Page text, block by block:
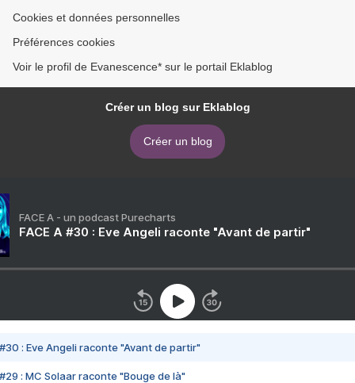
Cookies et données personnelles
Préférences cookies
Voir le profil de Evanescence* sur le portail Eklablog
Créer un blog sur Eklablog
Créer un blog
FACE A - un podcast Purecharts
FACE A #30 : Eve Angeli raconte "Avant de partir"
#30 : Eve Angeli raconte "Avant de partir"
#29 : MC Solaar raconte "Bouge de là"